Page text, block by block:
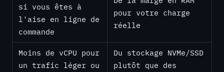
si vous êtes à
l'aise en ligne de
commande
pour votre charge
réelle
Moins de vCPU pour
un trafic léger ou
Du stockage NVMe/SSD
plutôt que des